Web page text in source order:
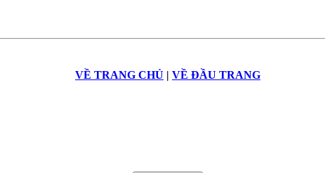
VỀ TRANG CHỦ | VỀ ĐẦU TRANG